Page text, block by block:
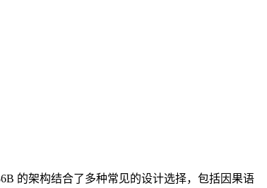
的架构结合了多种常见的设计选择，包括因果语